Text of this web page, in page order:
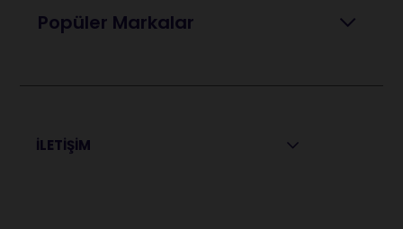
Popüler Markalar
İLETİŞİM